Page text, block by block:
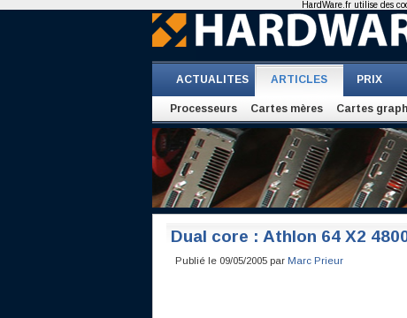
ACTUALITES ARTICLES PRIX
Processeurs Cartes mères Cartes
Dual core : Athlon 64 X2
Publié le 09/05/2005 par Marc Prieur
HardWare.fr utilise des